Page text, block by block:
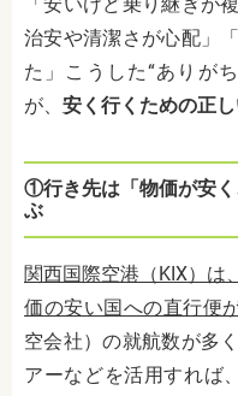
治安や清潔さが心配」
た」こうした“ありが
が、 安く行くための正
①行き先は「物価が安
ぶ
関西国際空港（KIX）は
価の安い国への直行便
空会社）の就航数が多
アーなどを活用すれば、